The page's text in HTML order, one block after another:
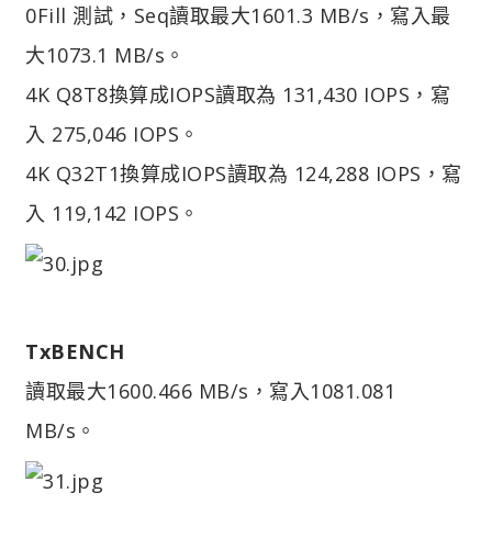
0Fill 測試，Seq讀取最大1601.3 MB/s，寫入最
大1073.1 MB/s。
4K Q8T8換算成IOPS讀取為 131,430 IOPS，寫
入 275,046 IOPS。
4K Q32T1換算成IOPS讀取為 124,288 IOPS，寫
入 119,142 IOPS。
TxBENCH
讀取最大1600.466 MB/s，寫入1081.081
MB/s。